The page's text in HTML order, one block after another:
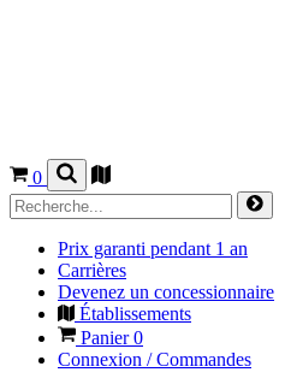
0
Prix garanti pendant 1 an
Carrières
Devenez un concessionnaire
Établissements
Panier0
Connexion / Commandes